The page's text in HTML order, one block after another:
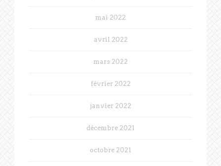
mai 2022
avril 2022
mars 2022
février 2022
janvier 2022
décembre 2021
octobre 2021